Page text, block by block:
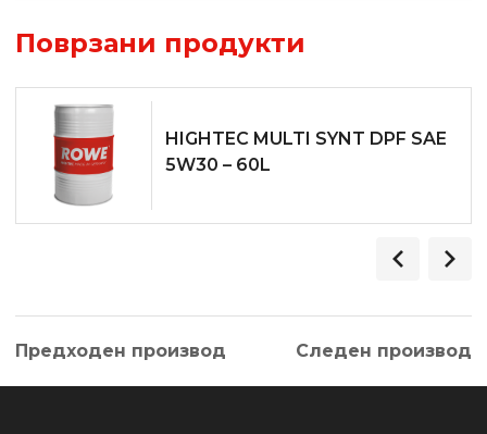
Поврзани продукти
HIGHTEC MULTI SYNT DPF SAE
5W­30 – 60L
Предходен производ Следен производ